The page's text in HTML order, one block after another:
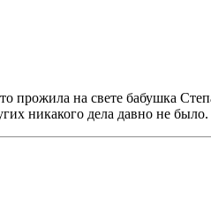
прожила на свете бабушка
никакого дела давно не